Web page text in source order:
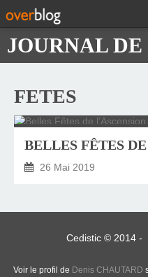
FETES
26 Mai 2019
Cedistic © 2014 -
Voir le profil de Denis CHAUTARD